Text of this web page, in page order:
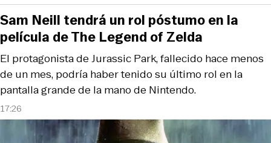
17:26
El protagonista de Jurassic Park, fallecido hace menos
de un mes, podría haber tenido su último rol en la
pantalla grande de la mano de Nintendo.
Sam Neill tendrá un rol póstumo en la
película de The Legend of Zelda